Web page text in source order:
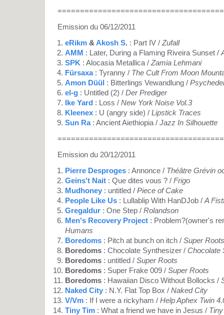
Emission du 06/12/2011
eRikm &Akosh S. : Part IV / Zufall
AMM : Later, During a Flaming Riveira Sunset /
SPK : Alocasia Metallica / Zamia Lehmani
Fürsaxa: Tyranny / The Cult From Moon
Amon Düül : Bitterlings Vewandlung /
el-g : Untitled (2) / Der Prediger
Ike Yard : Loss / New York Noise Vol.3
Kleenex : U (angry side) / Lipstick Traces
Sun Ra: Ancient Aiethiopia / Jazz In Silhouette
Emission du 20/12/2011
Pierre Desproges : Annonce / Théâtre Grévin
Geins't Nait : Que dites vous ? / Frigo
Mudhoney : untitled / Piece of Cake
People Like Us : Lullablip With HanDJob / A
Gregaldur : One Step / Rolandson
Men's Recovery Project : Problem?(owner's
Humans
Boredoms : Pitch at bunch on itch / Super Roots
Boredoms : Chocolate Synthesizer / Chocolate
Boredoms : untitled / Super Roots
Boredoms : Super Frake 009 / Super Roots
Boredoms : Hawaiian Disco Without Bollocks /
Naked City : N.Y. Flat Top Box / Naked City
V/Vm : If I were a rickyham / Help Aphex Twin
Tiny Tim : What a friend we have in Jesus /